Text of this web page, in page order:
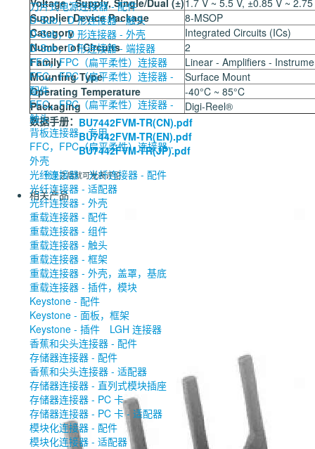
刀片式电源连接器 - 配件
D-Sub，D 形连接器 - 触头
D-Sub，D 形连接器 - 外壳
D-Sub，D 形连接器 - 端接器
FFC，FPC（扁平柔性）连接器
FFC，FPC（扁平柔性）连接器 -
配件
FFC，FPC（扁平柔性）连接器 -
触头
背板连接器 - 专用
FFC，FPC（扁平柔性）连接器 -
外壳
光纤连接器
光纤连接器 - 配件
光纤连接器 - 适配器
光纤连接器 - 外壳
重载连接器 - 配件
重载连接器 - 组件
重载连接器 - 触头
重载连接器 - 框架
重载连接器 - 外壳，盖罩，基底
重载连接器 - 插件，模块
Keystone - 配件
Keystone - 面板，框架
Keystone - 插件
LGH 连接器
香蕉和尖头连接器 - 配件
存储器连接器 - 配件
香蕉和尖头连接器 - 适配器
存储器连接器 - 直列式模块插座
存储器连接器 - PC 卡
存储器连接器 - PC 卡 - 适配器
模块化连接器 - 配件
模块化连接器 - 适配器
Voltage - Supply, Single/Dual (±)1.7 V ~ 5.5 V, ±0.85 V ~
Supplier Device Package
8-MSOP
Category
Integrated Circuits (ICs)
Number of Circuits
2
Family
Linear - Amplifiers -
Mounting Type
Surface Mount
Operating Temperature
-40°C ~ 85°C
Packaging
Digi-Reel®
数据手册： BU7442FVM-TR(CN).pdf
BU7442FVM-TR(EN).pdf
BU7442FVM-TR(JP).pdf
登录之后就可发表评论
相关产品